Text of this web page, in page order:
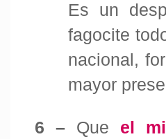
Es un
fagocite
nacional,
mayor
6 – Que el